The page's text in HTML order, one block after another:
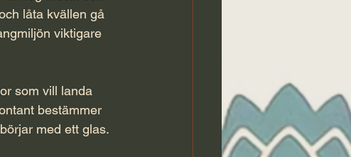
låta kvällen gå
viktigare
som vill landa
bestämmer
med ett glas.